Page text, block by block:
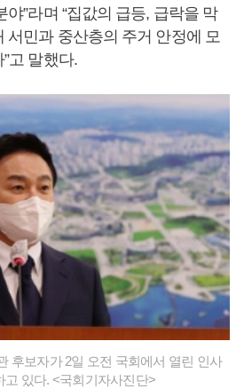
”라며 “집값의 급등, 급락을 막
서민과 중산층의 주거 안정에 모
고 말했다.
후보자가 2일 오전 국회에서 열린 인사
있다. <국회기자사진단>